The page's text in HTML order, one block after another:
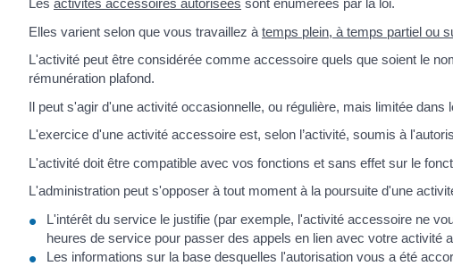
Les activités accessoires autorisées sont énumérées par la loi.
Elles varient selon que vous travaillez à temps plein, à temps partiel ou
L'activité peut être considérée comme accessoire quels que soient le
rémunération plafond.
Il peut s'agir d'une activité occasionnelle, ou régulière, mais limitée dans
L'exercice d'une activité accessoire est, selon l’activité, soumis à
L'activité doit être compatible avec vos fonctions et sans effet sur le
L'administration peut s'opposer à tout moment à la poursuite d'une
L'intérêt du service le justifie (par exemple, l'activité accessoire ne
heures de service pour passer des appels en lien avec votre activité
Les informations sur la base desquelles l'autorisation vous a été